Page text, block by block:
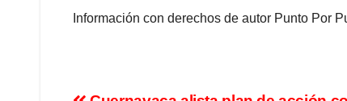
Información con derechos de autor Punto Por